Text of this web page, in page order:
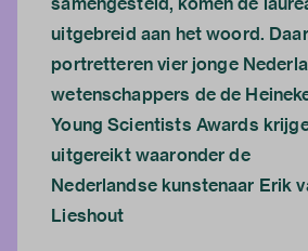
uitgebreid aan het woord.
portretteren vier jonge
wetenschappers de de
Young Scientists Awards
uitgereikt waaronder de
Nederlandse kunstenaar Erik
Lieshout